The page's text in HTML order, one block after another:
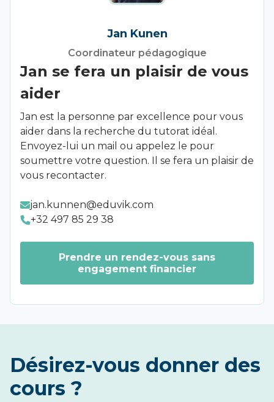
Jan Kunen
Coordinateur pédagogique
Jan se fera un plaisir de vous
aider
Jan est la personne par excellence pour vous
aider dans la recherche du tutorat idéal.
Envoyez-lui un mail ou appelez le pour
soumettre votre question. Il se fera un plaisir de
vous recontacter.
jan.kunnen@eduvik.com
+32 497 85 29 38
Prendre un rendez-vous sans
engagement financier
Désirez-vous donner des
cours ?